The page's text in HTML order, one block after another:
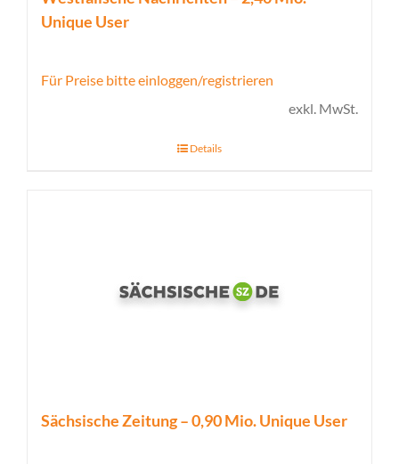
Unique User
Für Preise bitte einloggen/registrieren
exkl. MwSt.
Details
Sächsische Zeitung – 0,90 Mio. Unique User